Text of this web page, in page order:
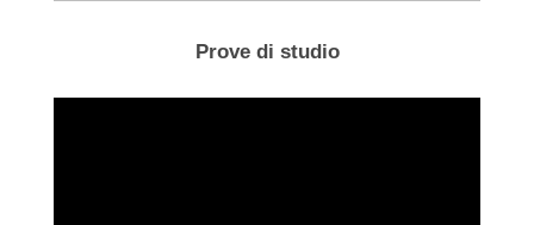
Prove di studio